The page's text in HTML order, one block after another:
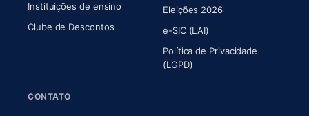
Instituições de ensino
Clube de Descontos
Eleições 2026
e-SIC (LAI)
Política de Privacidade
(LGPD)
CONTATO